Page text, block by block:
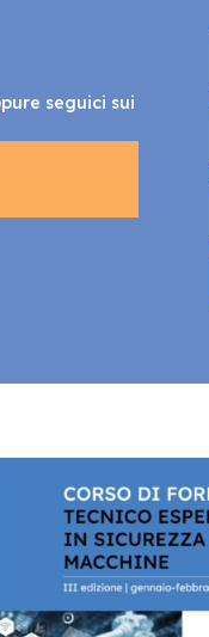
seguici sui